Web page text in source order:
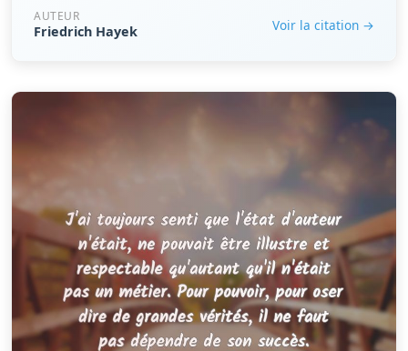
AUTEUR
Friedrich Hayek Voir la citation →